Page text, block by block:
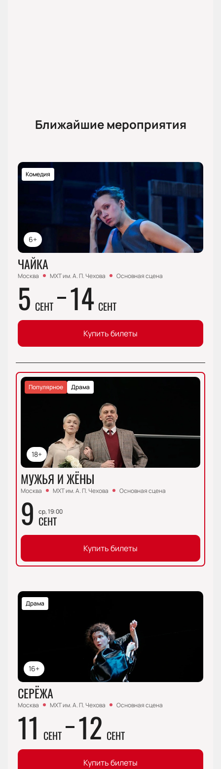
Ближайшие мероприятия
6+
Комедия
ЧАЙКА
Москва МХТ им. А. П. Чехова Основная сцена
5 СЕНТ 14 СЕНТ
Купить билеты
18+
Драма
Популярное
МУЖЬЯ И ЖЁНЫ
Москва МХТ им. А. П. Чехова Основная сцена
9 ср, 19:00
СЕНТ
Купить билеты
16+
Драма
СЕРЁЖА
Москва МХТ им. А. П. Чехова Основная сцена
11 СЕНТ 12 СЕНТ
Купить билеты